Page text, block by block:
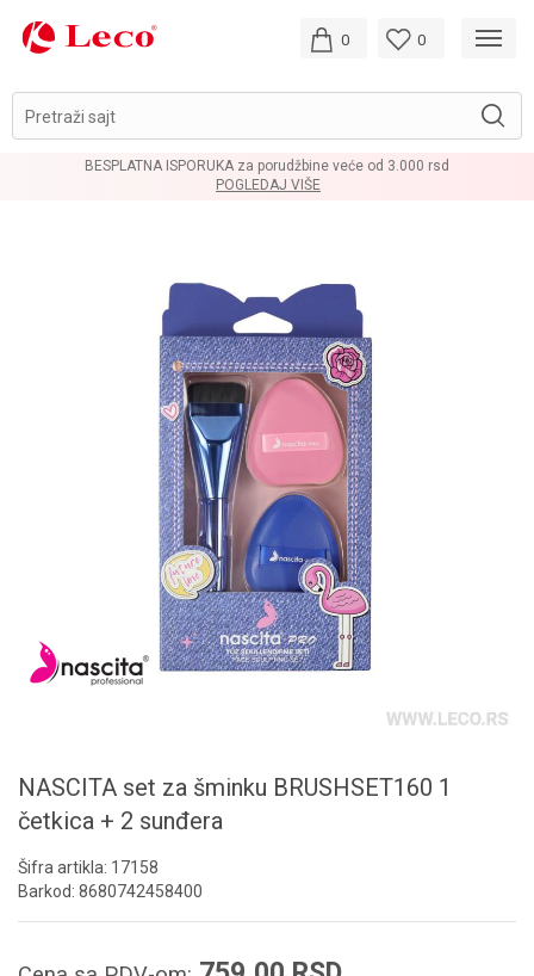
Pretraži sajt
0 0
BESPLATNA ISPORUKA za porudžbine veće od 3.000 rsd
POGLEDAJ VIŠE
NASCITA set za šminku BRUSHSET160 1
četkica + 2 sunđera
Šifra artikla: 17158
Barkod: 8680742458400